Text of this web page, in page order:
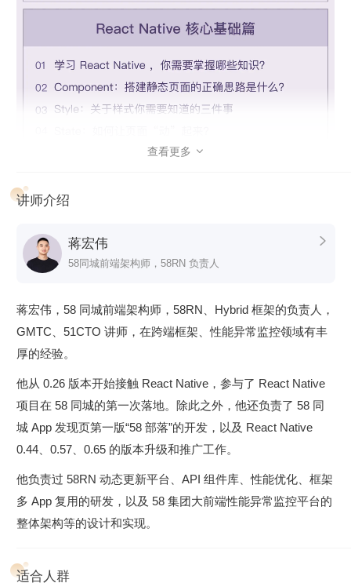
Native 应用，还能为团队基出设施建设做贡献，并提升自己的
架构能力。
针对 React Native 新架构，蒋老师还将带你持续一年
追踪它的最新动态
，聚焦新架构的原理和社区最新实践，让你
新阶段+动态更新阶段
进阶的系统路径，用 10+ 实战 Demo 带你完整开发一个
查看更多 
讲师介绍
蒋宏伟
58同城前端架构师，58RN 负责人

蒋宏伟，58 同城前端架构师，58RN、Hybrid 框架的负责人，
GMTC、51CTO 讲师，在跨端框架、性能异常监控领域有丰
厚的经验。
他从 0.26 版本开始接触 React Native，参与了 React Native
项目在 58 同城的第一次落地。除此之外，他还负责了 58 同
城 App 发现页第一版“58 部落”的开发，以及 React Native
0.44、0.57、0.65 的版本升级和推广工作。
他负责过 58RN 动态更新平台、API 组件库、性能优化、框架
多 App 复用的研发，以及 58 集团大前端性能异常监控平台的
整体架构等的设计和实现。
适合人群